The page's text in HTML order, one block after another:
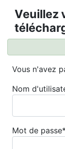
Veuillez
Vous n'avez
Nom
Mot de passe*